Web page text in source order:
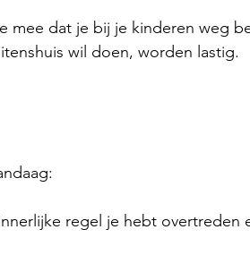
mee dat je bij je kinderen weg
wil doen, worden lastig.
regel je hebt overtreden